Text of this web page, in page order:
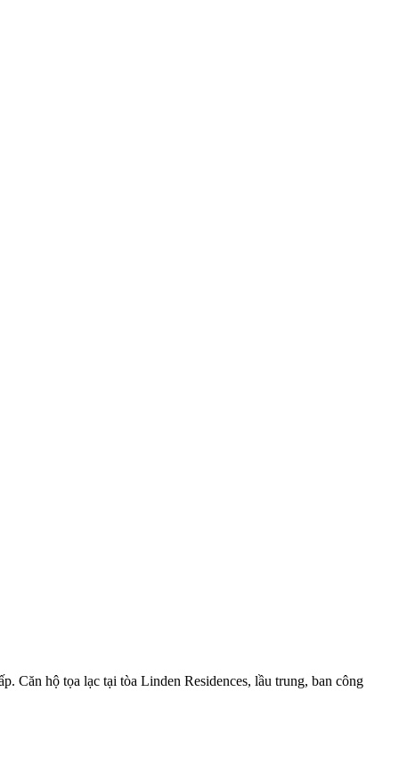
Căn hộ tọa lạc tại tòa Linden Residences, lầu trung, ban công